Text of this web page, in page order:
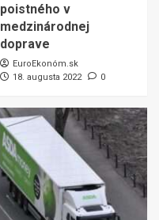
poistného v
medzinárodnej
doprave
EuroEkonóm.sk
18. augusta 2022
0